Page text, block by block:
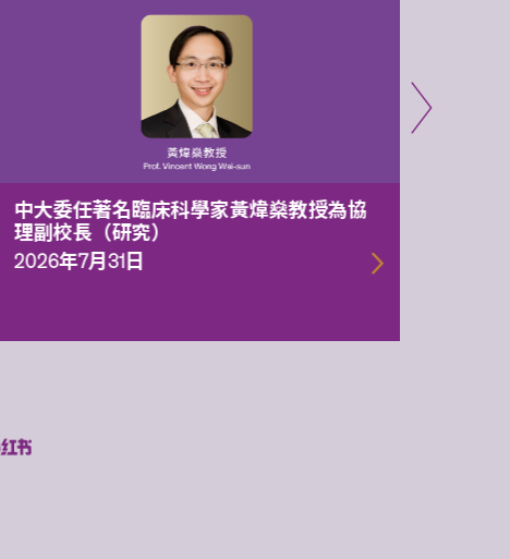
中大委任著名臨床科學家黃煒燊教授為協
理副校長（研究）
2026年7月31日